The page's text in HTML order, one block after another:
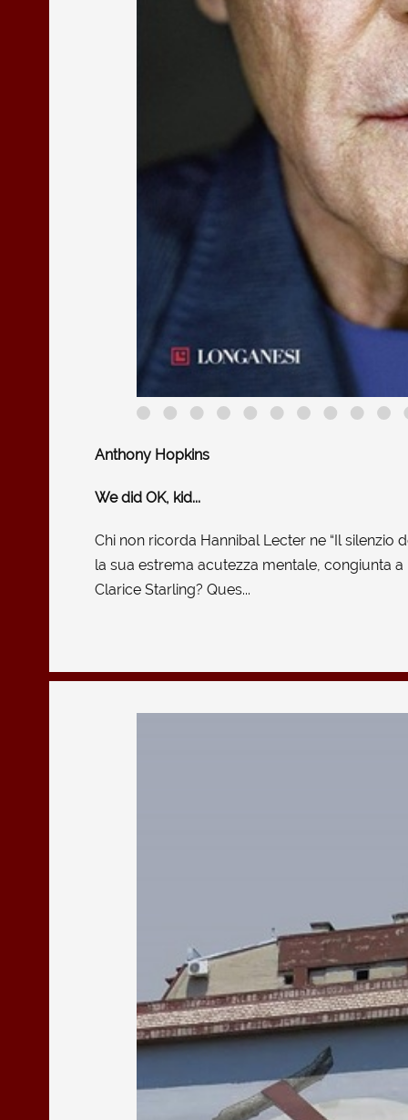
Anthony Hopkins
We did OK, kid...
Chi non ricorda Hannibal Lecter ne “Il silenzio
la sua estrema acutezza mentale, congiunta
Clarice Starling? Ques...